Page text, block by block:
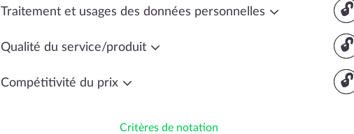
🔓
Traitement et usages des données personnelles
🔓
Qualité du service/produit
🔓
Compétitivité du prix
Critères de notation